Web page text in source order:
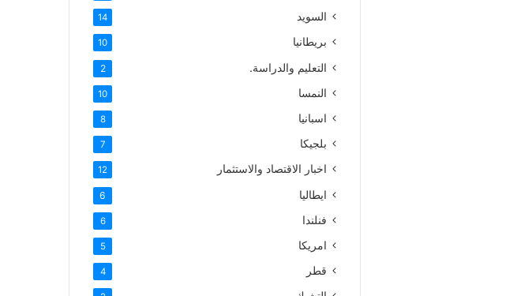
السويد 14
بريطانيا 10
التعليم والدراسة. 2
النمسا 10
اسبانيا 8
بلجيكا 7
اخبار الاقتصاد والاستثمار 12
ايطاليا 6
فنلندا 6
امريكا 5
قطر 4